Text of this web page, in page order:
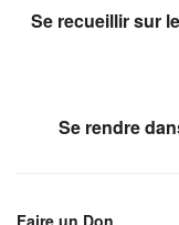
Se recueillir sur
Se rendre